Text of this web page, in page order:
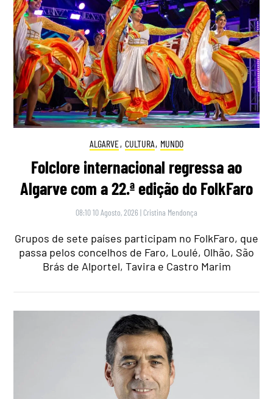
ALGARVE, CULTURA, MUNDO
Folclore internacional regressa ao
Algarve com a 22.ª edição do FolkFaro
08:10 10 Agosto, 2026 | Cristina Mendonça
Grupos de sete países participam no FolkFaro, que
passa pelos concelhos de Faro, Loulé, Olhão, São
Brás de Alportel, Tavira e Castro Marim